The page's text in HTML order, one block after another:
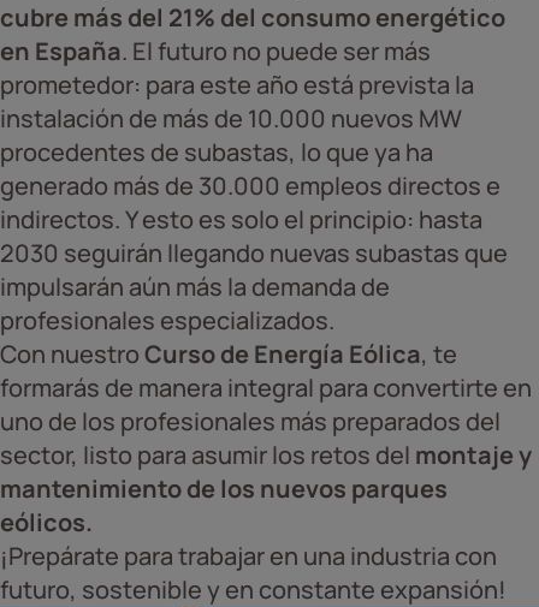
cubre más del 21% del consumo energético
en España. El futuro no puede ser más
prometedor: para este año está prevista la
instalación de más de 10.000 nuevos MW
procedentes de subastas, lo que ya ha
generado más de 30.000 empleos directos e
indirectos. Y esto es solo el principio: hasta
2030 seguirán llegando nuevas subastas que
impulsarán aún más la demanda de
profesionales especializados.
Con nuestroCurso de Energía Eólica, te
formarás de manera integral para convertirte en
uno de los profesionales más preparados del
sector, listo para asumir los retos del montaje y
mantenimiento de los nuevos parques
eólicos.
¡Prepárate para trabajar en una industria con
futuro, sostenible y en constante expansión!